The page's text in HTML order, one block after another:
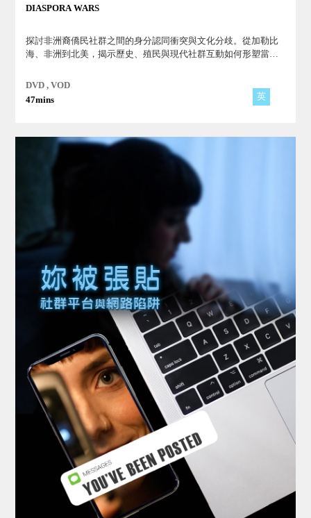
DIASPORA WARS
探討非洲裔僑民社群之間的身分認同衝突與文化分歧。從加勒比
海、非洲到北美，揭示歷史、殖民與現代社群互動如何形塑當代
DVD , VOD
47mins
英